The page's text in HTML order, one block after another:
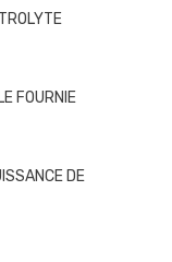
FOURNIE
DE